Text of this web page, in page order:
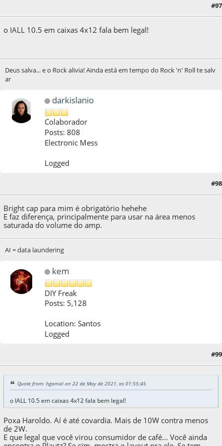
#97
o IALL 10.5 em caixas 4x12 fala bem legal!
Deus salva... e o Rock alivia! Ainda está em tempo do Rock 'n' Roll te salv
ar
darkislanio
Colaborador
Posts: 808
Electronic Mess
Logged
#98
Bright cap para mim é obrigatório hehehe
E faz diferença, principalmente para usar na área menos
saturada do volume do amp.
AI = data laundering
kem
DIY Freak
Posts: 5,128
Location: Santos
Logged
: 22 de May de 2021, as 03:27:16 by kem#99
Quote from: hgamal on 22 de May de 2021, as 01:55:45
o IALL 10.5 em caixas 4x12 fala bem legal!
Poxa Haroldo. Aí é até covardia. Mais de 10W contra menos
de 2W.
E que legal que você virou consumidor de café... Você ainda